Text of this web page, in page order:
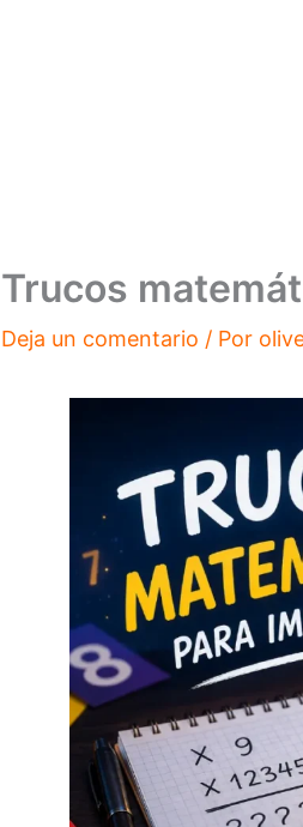
Trucos
Deja un comentario / Por